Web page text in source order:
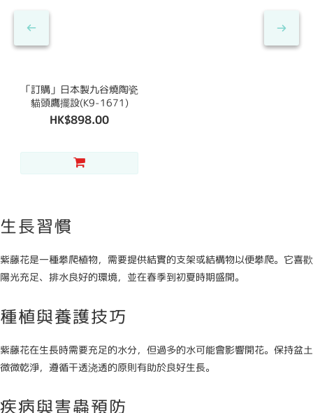
「訂購」日本製九谷燒陶瓷
貓頭鷹擺設(K9-1671)
HK$898.00
生長習慣
紫藤花是一種攀爬植物，需要提供結實的支架或結構物以便攀爬。它喜歡
陽光充足、排水良好的環境，並在春季到初夏時期盛開。
種植與養護技巧
紫藤花在生長時需要充足的水分，但過多的水可能會影響開花。保持盆土
微微乾淨，遵循干透浇透的原則有助於良好生長。
疾病與害蟲預防